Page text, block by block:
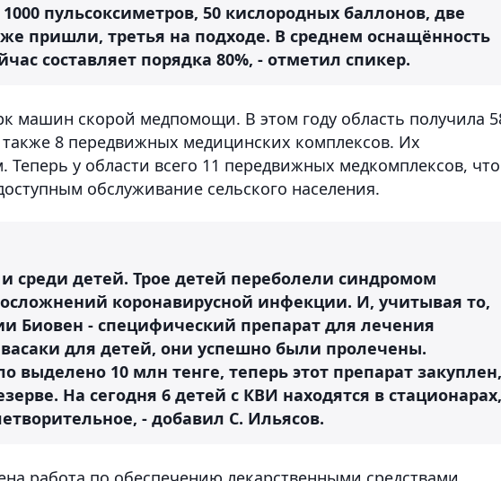
пульсоксиметров, 50 кислородных баллонов, две
пришли, третья на подходе. В среднем оснащённость
составляет порядка 80%, - отметил спикер.
машин скорой медпомощи. В этом году область получила
8 передвижных медицинских комплексов. Их
Теперь у области всего 11 передвижных медкомплексов, что
обслуживание сельского населения.
среди детей. Трое детей переболели синдромом
коронавирусной инфекции. И, учитывая то,
Биовен - специфический препарат для лечения
для детей, они успешно были пролечены.
выделено 10 млн тенге, теперь этот препарат закуплен,
На сегодня 6 детей с КВИ находятся в стационарах,
- добавил С. Ильясов.